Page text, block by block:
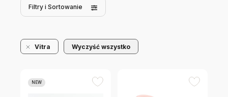
Filtry i Sortowanie
Vitra Wyczyść wszystko
NEW